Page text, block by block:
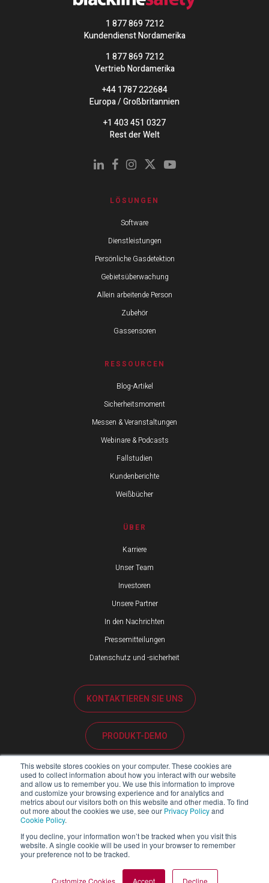
This website stores cookies on your computer. These cookies are
used to collect information about how you interact with our website
and allow us to remember you. We use this information to improve
and customize your browsing experience and for analytics and
metrics about our visitors both on this website and other media. To find
out more about the cookies we use, see our Privacy Policyand
Cookie Policy.
If you decline, your information won’t be tracked when you visit this
website. A single cookie will be used in your browser to remember
your preference not to be tracked.
Customize Cookies Accept Decline
1 877 869 7212
Kundendienst Nordamerika
1 877 869 7212
Vertrieb Nordamerika
+44 1787 222684
Europa / Großbritannien
+1 403 451 0327
Rest der Welt
LÖSUNGEN
Software
Dienstleistungen
Persönliche Gasdetektion
Gebietsüberwachung
Allein arbeitende Person
Zubehör
Gassensoren
RESSOURCEN
Blog-Artikel
Sicherheitsmoment
Messen & Veranstaltungen
Webinare & Podcasts
Fallstudien
Kundenberichte
Weißbücher
ÜBER
Karriere
Unser Team
Investoren
Unsere Partner
In den Nachrichten
Pressemitteilungen
Datenschutz und -sicherheit
KONTAKTIEREN SIE UNS
PRODUKT-DEMO
KUNDENBETREUUNG
PARTNER-PORTAL